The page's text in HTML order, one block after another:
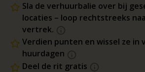
Sla de verhuurbalie over bij
locaties – loop rechtstreeks
vertrek.
Verdien punten en wissel ze in
huurdagen
Deel de rit gratis